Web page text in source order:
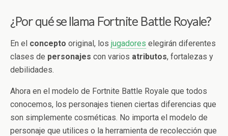
¿Por qué se llama Fortnite Battle Royale?
En el concepto original, los jugadores elegirán diferentes
clases de personajes con varios atributos, fortalezas y
debilidades.
Ahora en el modelo de Fortnite Battle Royale que todos
conocemos, los personajes tienen ciertas diferencias que
son simplemente cosméticas. No importa el modelo de
personaje que utilices o la herramienta de recolección que